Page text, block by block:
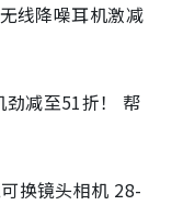
线降噪耳机激减
劲减至51折！ 帮
换镜头相机 28-